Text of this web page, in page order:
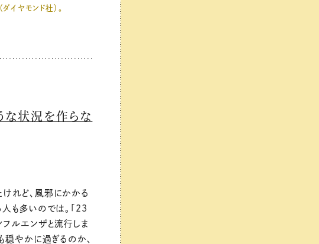
ダイヤモンド社）。
状況を作らな
れど、風邪にかかる
も多いのでは。「23
ルエンザと流行しま
穏やかに過ぎるのか、